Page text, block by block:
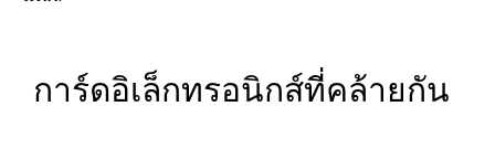
การ์ดอิเล็กทรอนิกส์ที่คล้ายกัน